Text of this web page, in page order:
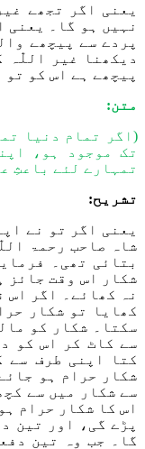
یعنی اگر ت ج ھے
نہیں ہ و گا۔ یعنی
پرد ے سے پیچھے
دیکھنا غیر
اللّٰہ
پیچھے ہے اس کو تو
متن:
(اگر تمام دنیا
تک موجود ہو،
تمہارے لئے باعثِ
تشریح:
یعنی اگر تو نے
شاہ صاحب رحمۃ
بتائی تھی۔
شکار اس وقت جائز
نہ کھائے۔ اگر اس
کھایا تو شکار
سکت ا۔ شکار کو
سے کاٹ کر اس کو
کتا اپنی طرف سے
شکار حرام ہو
پڑے گی، اور تین
گا۔ جب وہ تین